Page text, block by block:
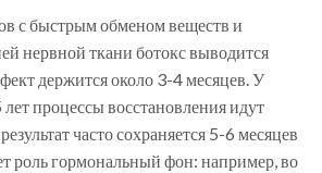
с быстрым обменом веществ и
нервной ткани ботокс выводится
держится около 3-4 месяцев. У
процессы восстановления идут
часто сохраняется 5-6 месяцев
роль гормональный фон: например, во